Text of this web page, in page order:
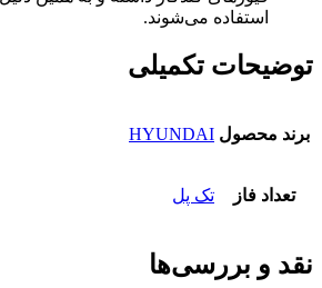
استفاده می‌شوند.
توضیحات تکمیلی
برند محصول HYUNDAI
تعداد فاز تک پل
نقد و بررسی‌ها